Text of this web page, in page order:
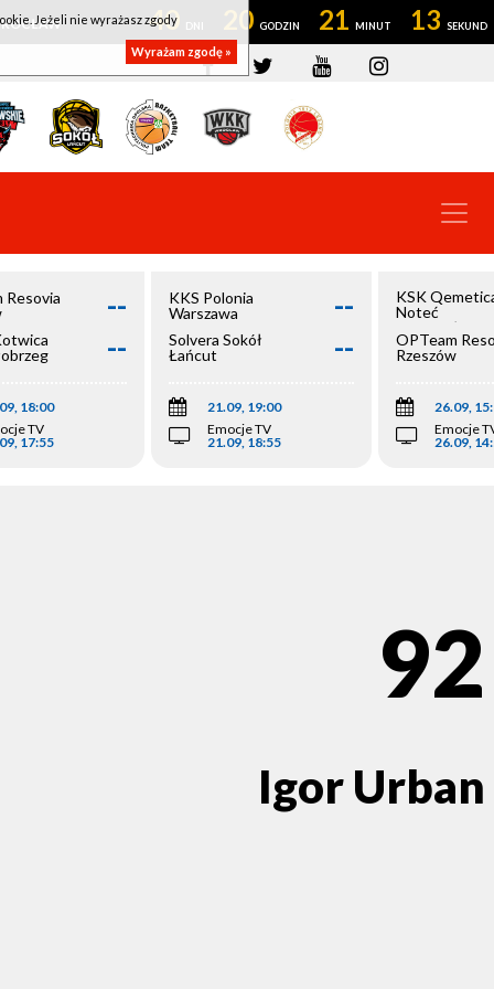
40 20 21 12
Resovia
--
--
18:00
TV
17:55
KKS Polonia
Warszawa
--
Solvera Sokół
Łańcut
--
21.09, 19:00
Emocje TV
21.09, 18:55
KSK
Noteć
Inowrocław
OPTeam
Rzeszów
26.09,
Emocje
26.09,
92
Igor Urban
Jeżeli nie wyrażasz zgody
Wyrażam zgodę »